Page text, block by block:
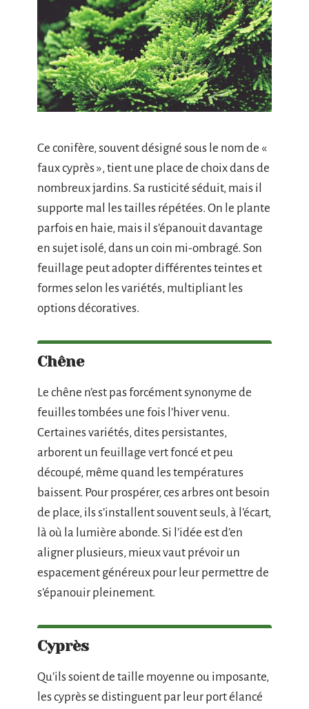
Ce conifère, souvent désigné sous le nom de «
faux cyprès », tient une place de choix dans de
nombreux jardins. Sa rusticité séduit, mais il
supporte mal les tailles répétées. On le plante
parfois en haie, mais il s’épanouit davantage
en sujet isolé, dans un coin mi-ombragé. Son
feuillage peut adopter différentes teintes et
formes selon les variétés, multipliant les
options décoratives.
Chêne
Le chêne n’est pas forcément synonyme de
feuilles tombées une fois l’hiver venu.
Certaines variétés, dites persistantes,
arborent un feuillage vert foncé et peu
découpé, même quand les températures
baissent. Pour prospérer, ces arbres ont besoin
de place, ils s’installent souvent seuls, à l’écart,
là où la lumière abonde. Si l’idée est d’en
aligner plusieurs, mieux vaut prévoir un
espacement généreux pour leur permettre de
s’épanouir pleinement.
Cyprès
Qu’ils soient de taille moyenne ou imposante,
les cyprès se distinguent par leur port élancé